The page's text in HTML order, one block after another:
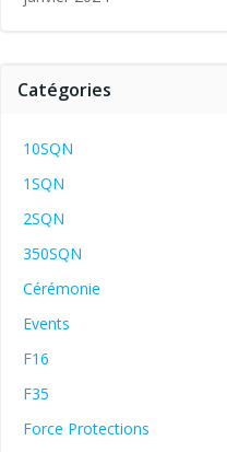
Catégories
10SQN
1SQN
2SQN
350SQN
Cérémonie
Events
F16
F35
Force Protections